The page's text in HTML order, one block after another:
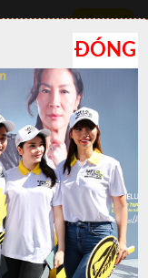
BÁO GIÁ
Kiệt Quận 8
những trường
tại Quận 8,
đặt tên theo
nhiều đóng góp
ĐÓNG